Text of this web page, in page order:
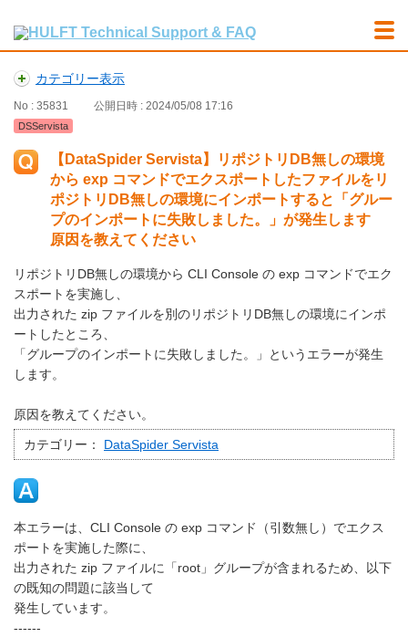
カテゴリー表示
No : 35831 公開日時 : 2024/05/08 17:16
DSServista
【DataSpider Servista】リポジトリDB無しの環境
から exp コマンドでエクスポートしたファイルをリ
ポジトリDB無しの環境にインポートすると「グルー
プのインポートに失敗しました。」が発生します
原因を教えてください
リポジトリDB無しの環境から CLI Console の exp コマンドでエク
スポートを実施し、
出力された zip ファイルを別のリポジトリDB無しの環境にインポ
ートしたところ、
「グループのインポートに失敗しました。」というエラーが発生
します。
原因を教えてください。
カテゴリー： DataSpider Servista
本エラーは、CLI Console の exp コマンド（引数無し）でエクス
ポートを実施した際に、
出力された zip ファイルに「root」グループが含まれるため、以下
の既知の問題に該当して
発生しています。
------